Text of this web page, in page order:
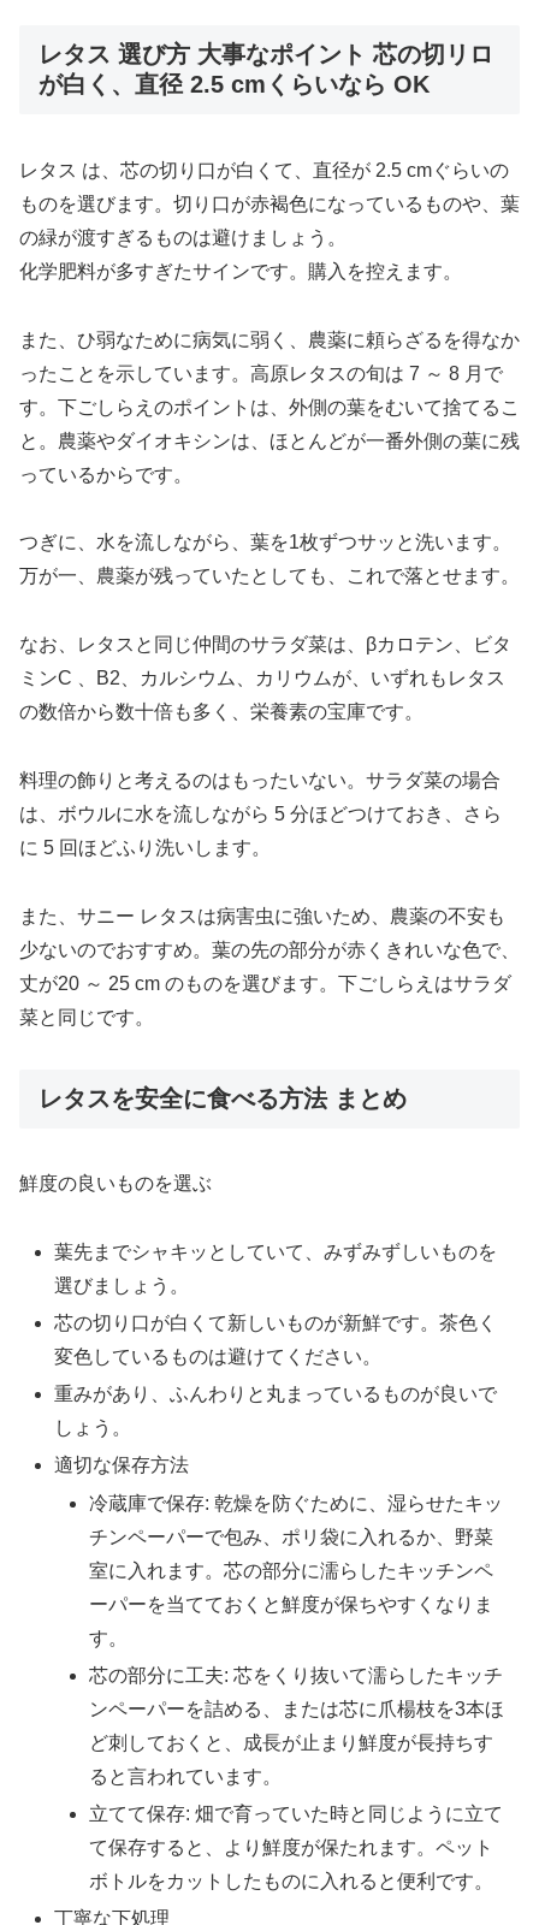
レタス 選び方 大事なポイント 芯の切リロ
が白く、直径 2.5 cmくらいなら OK
レタス は、芯の切り口が白くて、直径が 2.5 cmぐらいの
ものを選びます。切り口が赤褐色になっているものや、葉
の緑が渡すぎるものは避けましょう。
化学肥料が多すぎたサインです。購入を控えます。
また、ひ弱なために病気に弱く、農薬に頼らざるを得なか
ったことを示しています。高原レタスの旬は 7 ～ 8 月で
す。下ごしらえのポイントは、外側の葉をむいて捨てるこ
と。農薬やダイオキシンは、ほとんどが一番外側の葉に残
っているからです。
つぎに、水を流しながら、葉を1枚ずつサッと洗います。
万が一、農薬が残っていたとしても、これで落とせます。
なお、レタスと同じ仲間のサラダ菜は、βカロテン、ビタ
ミンC 、B2、カルシウム、カリウムが、いずれもレタス
の数倍から数十倍も多く、栄養素の宝庫です。
料理の飾りと考えるのはもったいない。サラダ菜の場合
は、ボウルに水を流しながら 5 分ほどつけておき、さら
に 5 回ほどふり洗いします。
また、サニー レタスは病害虫に強いため、農薬の不安も
少ないのでおすすめ。葉の先の部分が赤くきれいな色で、
丈が20 ～ 25 cm のものを選びます。下ごしらえはサラダ
菜と同じです。
レタスを安全に食べる方法 まとめ
鮮度の良いものを選ぶ
葉先までシャキッとしていて、みずみずしいものを
選びましょう。
芯の切り口が白くて新しいものが新鮮です。茶色く
変色しているものは避けてください。
重みがあり、ふんわりと丸まっているものが良いで
しょう。
適切な保存方法
冷蔵庫で保存: 乾燥を防ぐために、湿らせたキッ
チンペーパーで包み、ポリ袋に入れるか、野菜
室に入れます。芯の部分に濡らしたキッチンペ
ーパーを当てておくと鮮度が保ちやすくなりま
す。
芯の部分に工夫: 芯をくり抜いて濡らしたキッチ
ンペーパーを詰める、または芯に爪楊枝を3本ほ
ど刺しておくと、成長が止まり鮮度が長持ちす
ると言われています。
立てて保存: 畑で育っていた時と同じように立て
て保存すると、より鮮度が保たれます。ペット
ボトルをカットしたものに入れると便利です。
丁寧な下処理